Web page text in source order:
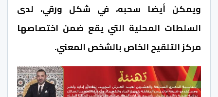
ويمكن أيضا سحبه، في شكل ورقي، لدى
السلطات المحلية التي يقع ضمن اختصاصها
مركز التلقيح الخاص بالشخص المعني.